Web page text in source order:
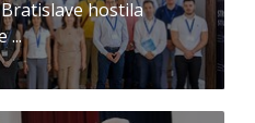
hostila
...